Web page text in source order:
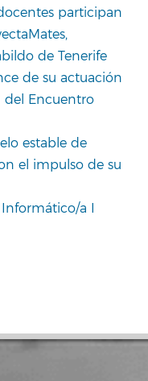
participan
de Tenerife
de su actuación
del Encuentro
estable de
el impulso de su
a I